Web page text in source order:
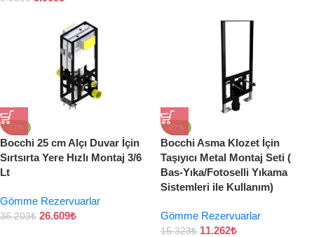
-27%
Bocchi 25 cm Alçı Duvar İçin
Sırtsırta Yere Hızlı Montaj 3/6
Lt
Gömme Rezervuarlar
36.203₺ 26.609₺
-27%
Bocchi Asma Klozet İçin
Taşıyıcı Metal Montaj Seti (
Bas-Yıka/Fotoselli Yıkama
Sistemleri ile Kullanım)
Gömme Rezervuarlar
15.323₺ 11.262₺